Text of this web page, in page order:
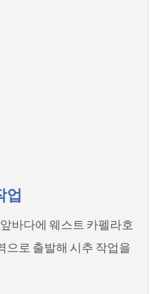
업
바다에 웨스트 카펠라호
으로 출발해 시추 작업을